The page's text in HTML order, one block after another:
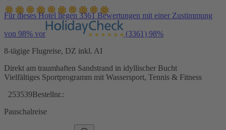
Für dieses Hotel liegen 3361 Bewertungen mit einer Zustimmung
von 98% vor (3361) 98%
8-tägige Flugreise, DZ inkl. AI
Direkt am traumhaften Sandstrand in idyllischer Bucht
Vielfältiges Sportprogramm mit Wassersport, Tennis & Fitness
253539Bestellnr.:
Pauschalreise